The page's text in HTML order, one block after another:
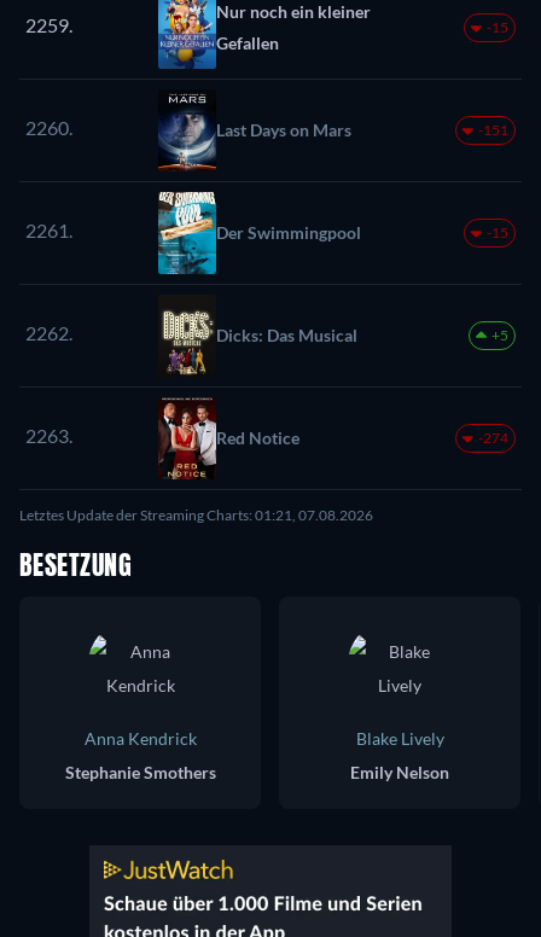
2259.
Nur noch ein kleiner
Gefallen
-15
2260. Last Days on Mars -151
2261. Der Swimmingpool -15
2262. Dicks: Das Musical +5
2263. Red Notice -274
Letztes Update der Streaming Charts: 01:21, 07.08.2026
BESETZUNG
Anna Kendrick
Stephanie Smothers
Blake Lively
Emily Nelson